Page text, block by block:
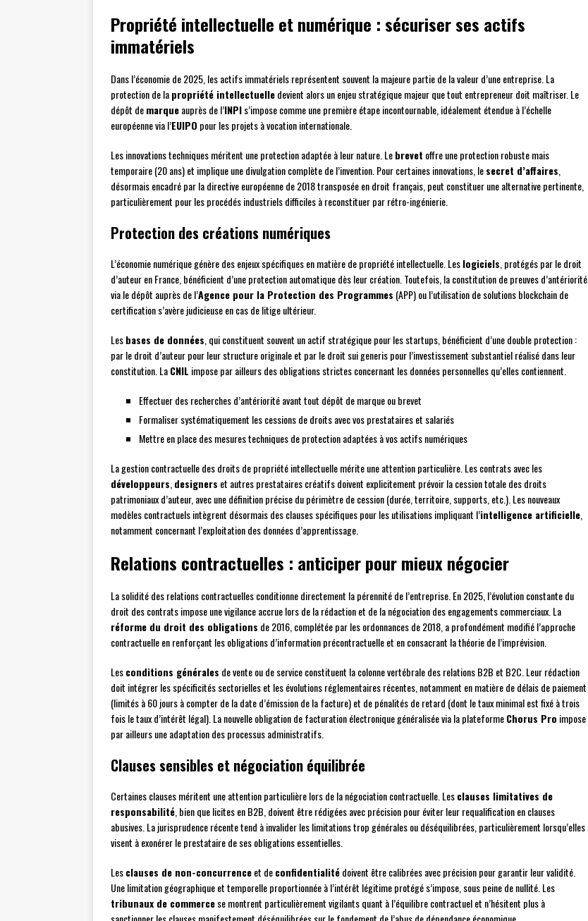
Propriété intellectuelle et numérique : sécuriser ses actifs
immatériels
Dans l’économie de 2025, les actifs immatériels représentent souvent la majeure partie de la valeur d’une entreprise. La
protection de lapropriété intellectuelledevient alors un enjeu stratégique majeur que tout entrepreneur doit maîtriser. Le
dépôt demarqueauprès de l’INPIs’impose comme une première étape incontournable, idéalement étendue à l’échelle
européenne via l’EUIPO pour les projets à vocation internationale.
Les innovations techniques méritent une protection adaptée à leur nature. Lebrevet offre une protection robuste mais
temporaire (20 ans) et implique une divulgation complète de l’invention. Pour certaines innovations, lesecret d’affaires
désormais encadré par la directive européenne de 2018 transposée en droit français, peut constituer une alternative pertinente,
particulièrement pour les procédés industriels difficiles à reconstituer par rétro-ingénierie.
Protection des créations numériques
L’économie numérique génère des enjeux spécifiques en matière de propriété intellectuelle. Leslogiciels , protégés par le droit
d’auteur en France, bénéficient d’une protection automatique dès leur création. Toutefois, la constitution de preuves d’antériorité
via le dépôt auprès de l’Agence pour la Protection des Programmes (APP) ou l’utilisation de solutions blockchain de
certification s’avère judicieuse en cas de litige ultérieur.
Lesbases de données , qui constituent souvent un actif stratégique pour les startups, bénéficient d’une double protection :
par le droit d’auteur pour leur structure originale et par le droit sui generis pour l’investissement substantiel réalisé dans leur
constitution. LaCNIL impose par ailleurs des obligations strictes concernant les données personnelles qu’elles contiennent.
Effectuer des recherches d’antériorité avant tout dépôt de marque ou brevet
Formaliser systématiquement les cessions de droits avec vos prestataires et salariés
Mettre en place des mesures techniques de protection adaptées à vos actifs numériques
La gestion contractuelle des droits de propriété intellectuelle mérite une attention particulière. Les contrats avec les
développeurs designers et autres prestataires créatifs doivent explicitement prévoir la cession totale des droits
patrimoniaux d’auteur, avec une définition précise du périmètre de cession (durée, territoire, supports, etc.). Les nouveaux
modèles contractuels intègrent désormais des clauses spécifiques pour les utilisations impliquant l’intelligence artificielle
notamment concernant l’exploitation des données d’apprentissage.
Relations contractuelles : anticiper pour mieux négocier
La solidité des relations contractuelles conditionne directement la pérennité de l’entreprise. En 2025, l’évolution constante du
droit des contrats impose une vigilance accrue lors de la rédaction et de la négociation des engagements commerciaux. La
réforme du droit des obligations de 2016, complétée par les ordonnances de 2018, a profondément modifié l’approche
contractuelle en renforçant les obligations d’information précontractuelle et en consacrant la théorie de l’imprévision.
Lesconditions générales de vente ou de service constituent la colonne vertébrale des relations B2B et B2C. Leur rédaction
doit intégrer les spécificités sectorielles et les évolutions réglementaires récentes, notamment en matière de délais de paiement
(limités à 60 jours à compter de la date d’émission de la facture) et de pénalités de retard (dont le taux minimal est fixé à trois
fois le taux d’intérêt légal). La nouvelle obligation de facturation électronique généralisée via la plateformeChorus Pro impose
par ailleurs une adaptation des processus administratifs.
Clauses sensibles et négociation équilibrée
Certaines clauses méritent une attention particulière lors de la négociation contractuelle. Lesclauses limitatives de
responsabilité , bien que licites en B2B, doivent être rédigées avec précision pour éviter leur requalification en clauses
abusives. La jurisprudence récente tend à invalider les limitations trop générales ou déséquilibrées, particulièrement lorsqu’elles
visent à exonérer le prestataire de ses obligations essentielles.
Lesclauses de non-concurrenceet deconfidentialitédoivent être calibrées avec précision pour garantir leur validité.
Une limitation géographique et temporelle proportionnée à l’intérêt légitime protégé s’impose, sous peine de nullité. Les
tribunaux de commercese montrent particulièrement vigilants quant à l’équilibre contractuel et n’hésitent plus à